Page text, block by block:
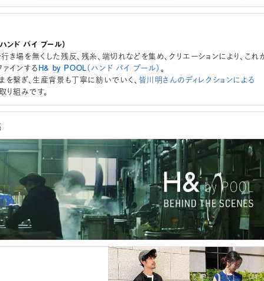
ド バイ プール）
き場を無くした残反、残糸、端切れなどを集め、クリエーションにより、これ
インするH& by POOL（ハンド バイ プール）。
を繋ぎ、生産背景も丁寧に紡いでいく、 皆川明さんのディレクションによる
り組みです。